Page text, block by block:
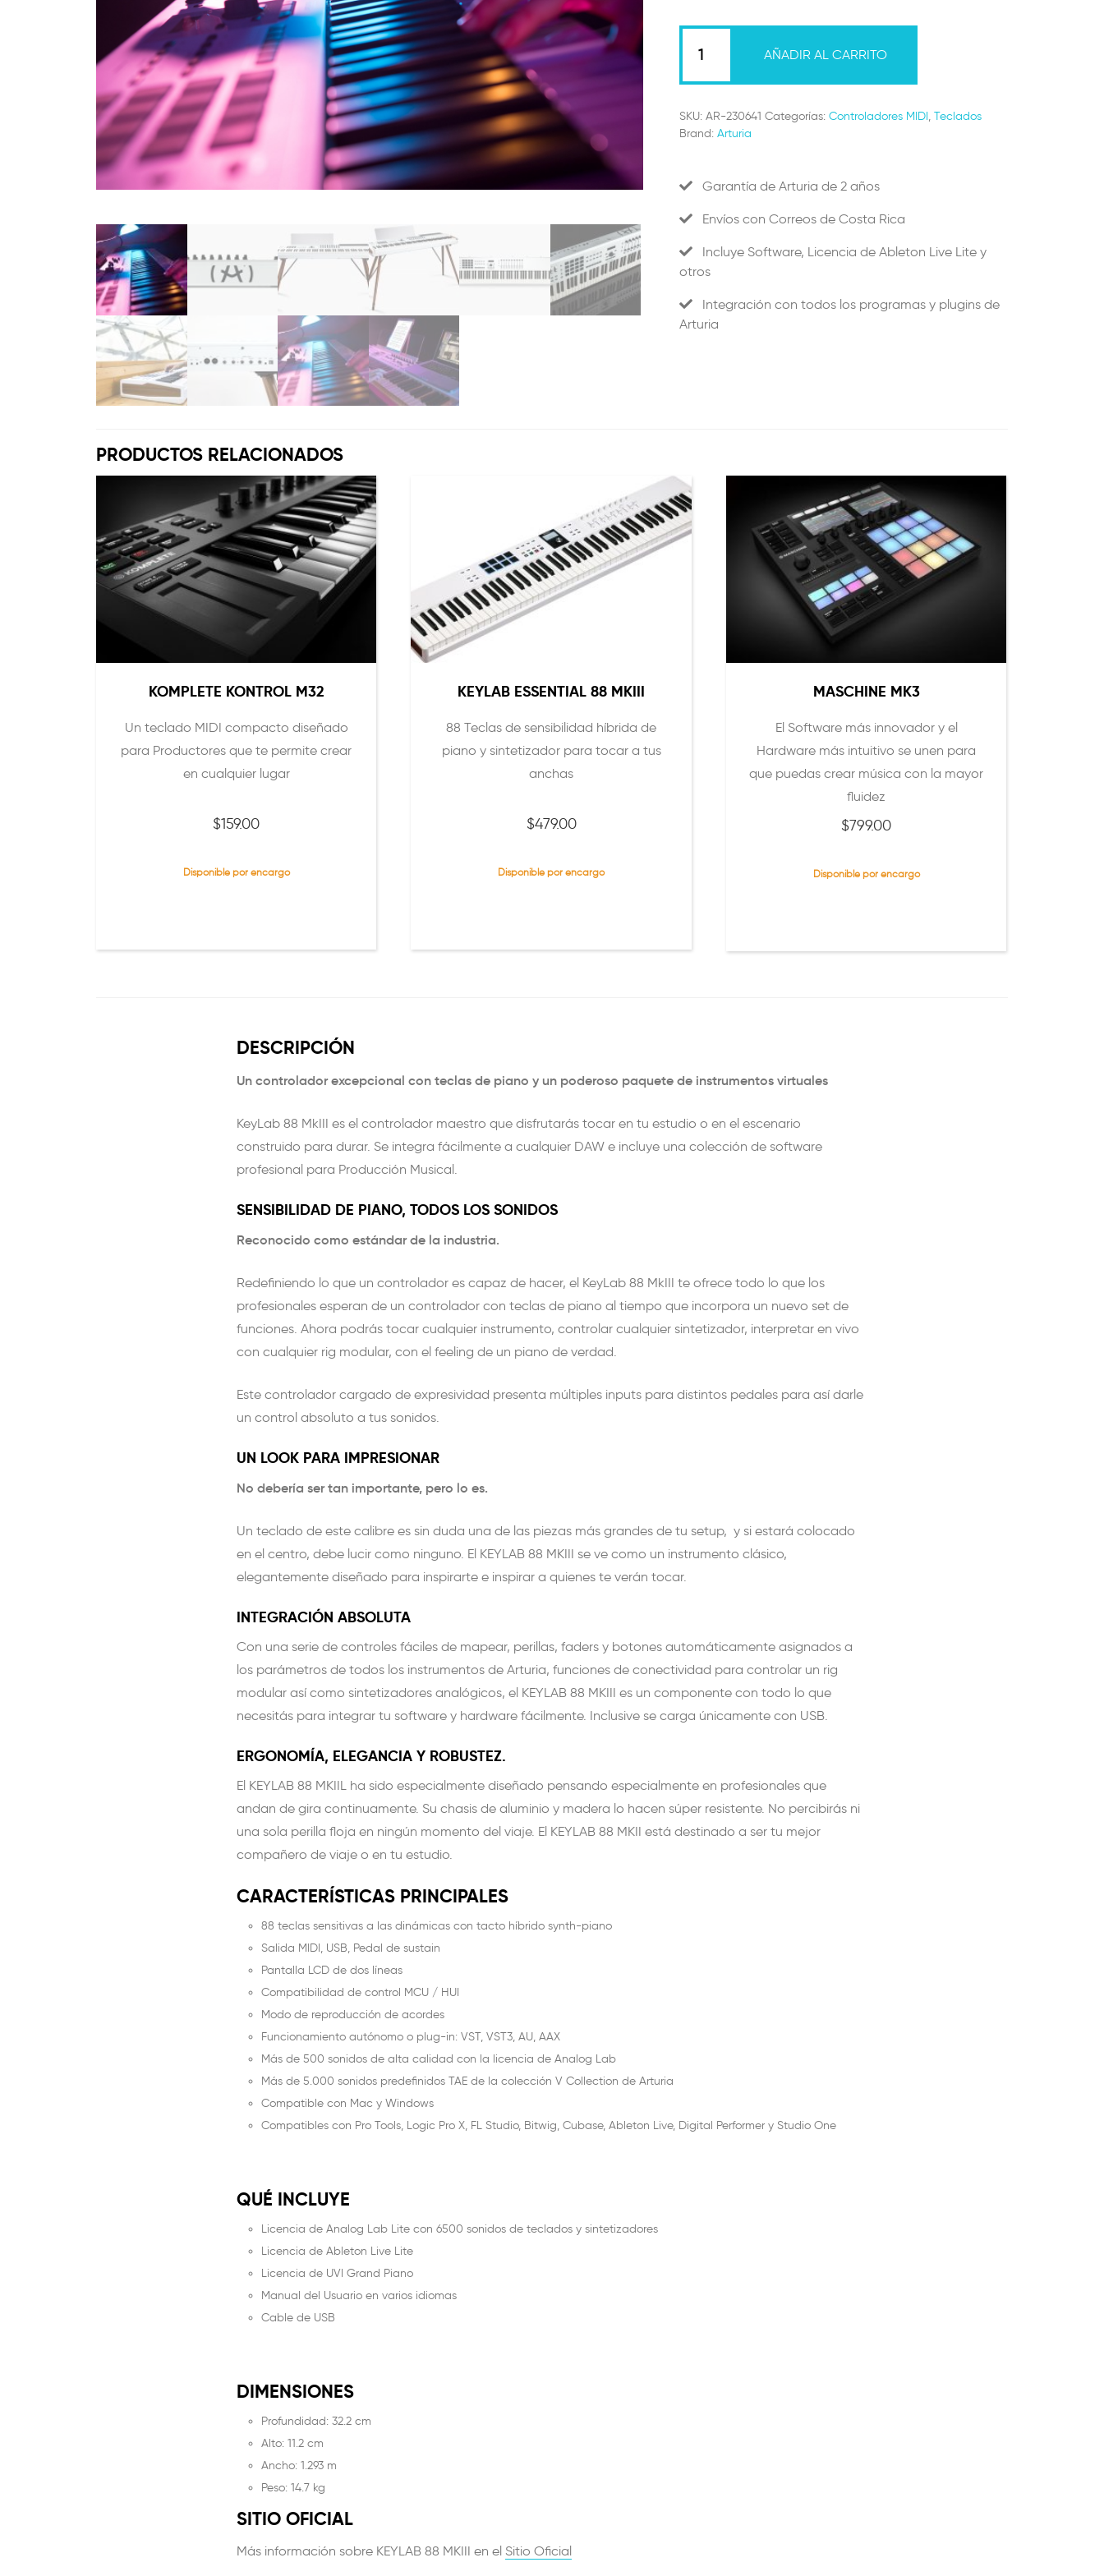
KeyLab
Cantidad
AÑADIR AL CARRITO
SKU:AR-230641 Categorías:Controladores MIDI,Teclados
Brand:Arturia
Garantía de Arturia de 2 años
Envíos con Correos de Costa Rica
Incluye Software, Licencia de Ableton Live Lite y
otros
Integración con todos los programas y plugins de
Arturia
PRODUCTOS RELACIONADOS
KOMPLETE KONTROL M32
Un teclado MIDI compacto diseñado
para Productores que te permite crear
en cualquier lugar
$159.00
Disponible por encargo
KEYLAB ESSENTIAL 88 MKIII
88 Teclas de sensibilidad híbrida de
piano y sintetizador para tocar a tus
anchas
$479.00
Disponible por encargo
MASCHINE MK3
El Software más innovador y el
Hardware más intuitivo se unen para
que puedas crear música con la mayor
fluidez
$799.00
Disponible por encargo
DESCRIPCIÓN
Un controlador excepcional con teclas de piano y un poderoso paquete de instrumentos virtuales
KeyLab 88 MkIII es el controlador maestro que disfrutarás tocar en tu estudio o en el escenario
construido para durar. Se integra fácilmente a cualquier DAW e incluye una colección de software
profesional para Producción Musical.
SENSIBILIDAD DE PIANO, TODOS LOS SONIDOS
Reconocido como estándar de la industria.
Redefiniendo lo que un controlador es capaz de hacer, el KeyLab 88 MkIII te ofrece todo lo que los
profesionales esperan de un controlador con teclas de piano al tiempo que incorpora un nuevo set de
funciones. Ahora podrás tocar cualquier instrumento, controlar cualquier sintetizador, interpretar en vivo
con cualquier rig modular, con el feeling de un piano de verdad.
Este controlador cargado de expresividad presenta múltiples inputs para distintos pedales para así darle
un control absoluto a tus sonidos.
UN LOOK PARA IMPRESIONAR
No debería ser tan importante, pero lo es.
Un teclado de este calibre es sin duda una de las piezas más grandes de tu setup, y si estará colocado
en el centro, debe lucir como ninguno. El KEYLAB 88 MKIII se ve como un instrumento clásico,
elegantemente diseñado para inspirarte e inspirar a quienes te verán tocar.
INTEGRACIÓN ABSOLUTA
Con una serie de controles fáciles de mapear, perillas, faders y botones automáticamente asignados a
los parámetros de todos los instrumentos de Arturia, funciones de conectividad para controlar un rig
modular así como sintetizadores analógicos, el KEYLAB 88 MKIII es un componente con todo lo que
necesitás para integrar tu software y hardware fácilmente. Inclusive se carga únicamente con USB.
ERGONOMÍA, ELEGANCIA Y ROBUSTEZ.
El KEYLAB 88 MKIIL ha sido especialmente diseñado pensando especialmente en profesionales que
andan de gira continuamente. Su chasis de aluminio y madera lo hacen súper resistente. No percibirás ni
una sola perilla floja en ningún momento del viaje. El KEYLAB 88 MKII está destinado a ser tu mejor
compañero de viaje o en tu estudio.
CARACTERÍSTICAS PRINCIPALES
88 teclas sensitivas a las dinámicas con tacto híbrido synth-piano
Salida MIDI, USB, Pedal de sustain
Pantalla LCD de dos líneas
Compatibilidad de control MCU / HUI
Modo de reproducción de acordes
Funcionamiento autónomo o plug-in: VST, VST3, AU, AAX
Más de 500 sonidos de alta calidad con la licencia de Analog Lab
Más de 5.000 sonidos predefinidos TAE de la colección V Collection de Arturia
Compatible con Mac y Windows
Compatibles con Pro Tools, Logic Pro X, FL Studio, Bitwig, Cubase, Ableton Live, Digital Performer y Studio One
QUÉ INCLUYE
Licencia de Analog Lab Lite con 6500 sonidos de teclados y sintetizadores
Licencia de Ableton Live Lite
Licencia de UVI Grand Piano
Manual del Usuario en varios idiomas
Cable de USB
DIMENSIONES
Profundidad: 32.2 cm
Alto: 11.2 cm
Ancho: 1.293 m
Peso: 14.7 kg
SITIO OFICIAL
Más información sobre KEYLAB 88 MKIII en el Sitio Oficial